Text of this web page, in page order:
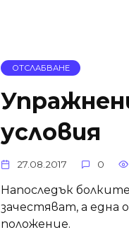
ОТСЛАБВАНЕ
условия
27.08.2017 0
Напоследък
зачестяват, а
положение.